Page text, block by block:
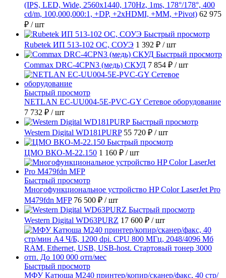
(IPS, LED, Wide, 2560x1440, 170Hz, 1ms, 178°/178°, 400
cd/m, 100,000,000:1, +DP, +2хHDMI, +MM, +Pivot) 62 975
₽ / шт
Быстрый просмотр
Rubetek ИП 513-102 ОС, СОУЭ 1 392 ₽ / шт
Быстрый просмотр
Commax DRC-4CPN3 (медь) СКУД 7 854 ₽ / шт
Быстрый просмотр
NETLAN EC-UU004-5E-PVC-GY Сетевое оборудование
7 732 ₽ / шт
Быстрый просмотр
Western Digital WD181PURP 55 720 ₽ / шт
Быстрый просмотр
ЦМО ВКО-М-22.150 1 160 ₽ / шт
Быстрый просмотр
Многофункциональное устройство HP Color LaserJet Pro
M479fdn MFP 76 500 ₽ / шт
Быстрый просмотр
Western Digital WD63PURZ 17 600 ₽ / шт
Быстрый просмотр
МФУ Катюша M240 принтер/копир/сканер/факс, 40 стр/